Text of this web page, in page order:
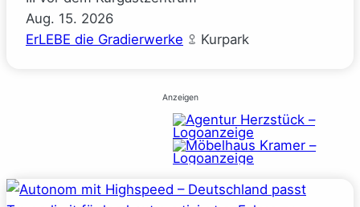
Aug. 15. 2026
ErLEBE die Gradierwerke
Kurpark
Anzeigen